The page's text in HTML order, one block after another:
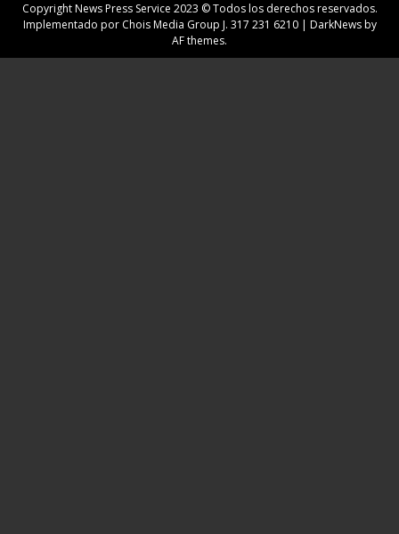
Copyright News Press Service 2023 © Todos los derechos reservados.
Implementado por Chois Media Group J. 317 231 6210
DarkNewsby
AF themes.